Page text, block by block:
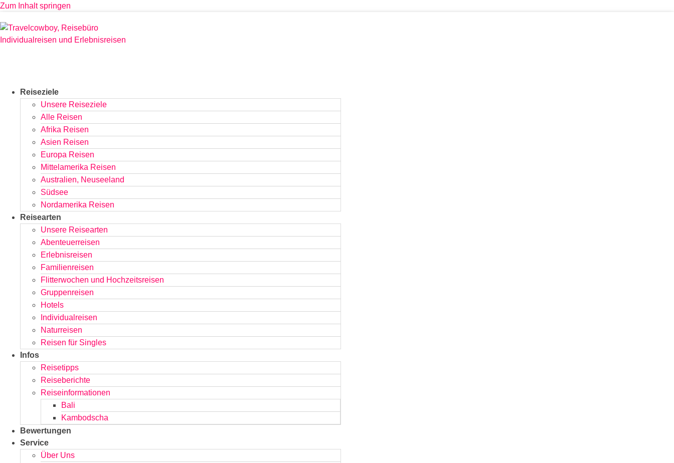
Zum Inhalt springen
Reiseziele
Unsere Reiseziele
Alle Reisen
Afrika Reisen
Asien Reisen
Europa Reisen
Mittelamerika Reisen
Australien, Neuseeland
Südsee
Nordamerika Reisen
Reisearten
Unsere Reisearten
Abenteuerreisen
Erlebnisreisen
Familienreisen
Flitterwochen und Hochzeitsreisen
Gruppenreisen
Hotels
Individualreisen
Naturreisen
Reisen für Singles
Infos
Reisetipps
Reiseberichte
Reiseinformationen
Bali
Kambodscha
Bewertungen
Service
Über Uns